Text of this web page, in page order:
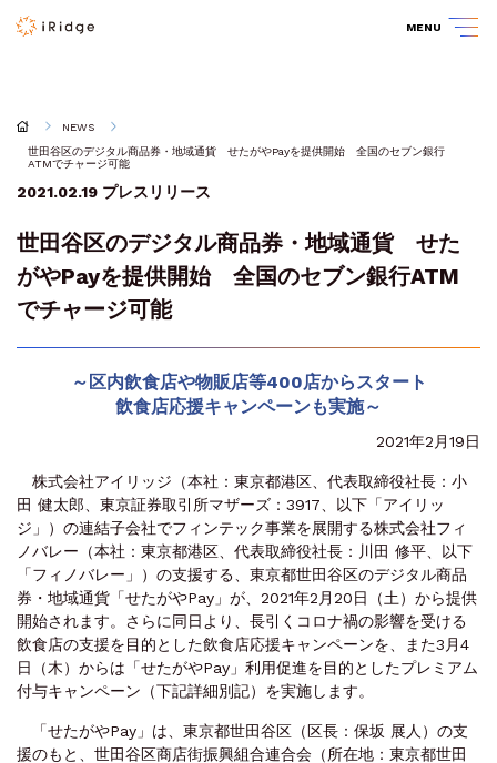
MENU
NEWS
世田谷区のデジタル商品券・地域通貨 せたがやPayを提供開始 全国のセブン銀行
ATMでチャージ可能
2021.02.19 プレスリリース
世田谷区のデジタル商品券・地域通貨 せた
がやPayを提供開始 全国のセブン銀行ATM
でチャージ可能
～区内飲食店や物販店等400店からスタート
飲食店応援キャンペーンも実施～
2021年2月19日
株式会社アイリッジ（本社：東京都港区、代表取締役社長：小
田 健太郎、東京証券取引所マザーズ：3917、以下「アイリッ
ジ」）の連結子会社でフィンテック事業を展開する株式会社フィ
ノバレー（本社：東京都港区、代表取締役社長：川田 修平、以下
「フィノバレー」）の支援する、東京都世田谷区のデジタル商品
券・地域通貨「せたがやPay」が、2021年2月20日（土）から提供
開始されます。さらに同日より、長引くコロナ禍の影響を受ける
飲食店の支援を目的とした飲食店応援キャンペーンを、また3月4
日（木）からは「せたがやPay」利用促進を目的としたプレミアム
付与キャンペーン（下記詳細別記）を実施します。
「せたがやPay」は、東京都世田谷区（区長：保坂 展人）の支
援のもと、世田谷区商店街振興組合連合会（所在地：東京都世田